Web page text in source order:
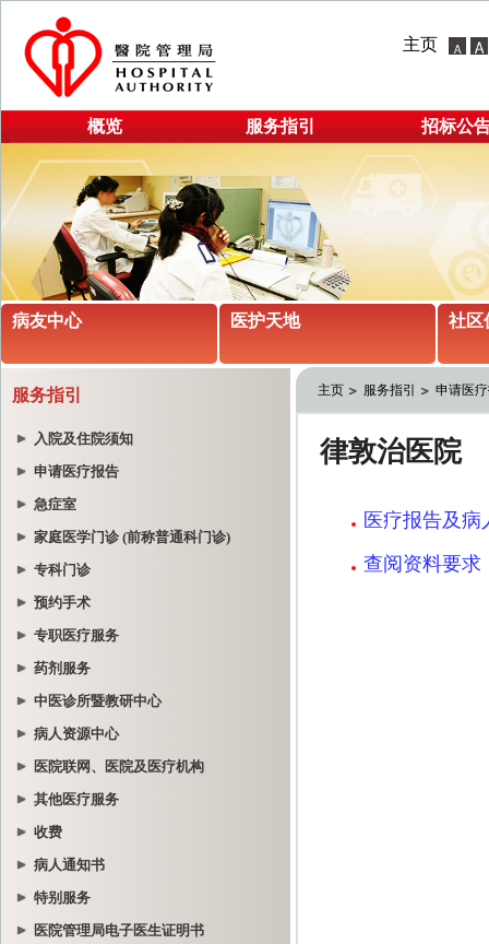
主页
概览 服务指引 招标公
病友中心 医护天地 社区
服务指引
入院及住院须知
申请医疗报告
急症室
家庭医学门诊 (前称普通科门诊)
专科门诊
预约手术
专职医疗服务
药剂服务
中医诊所暨教研中心
病人资源中心
医院联网、医院及医疗机构
其他医疗服务
收费
病人通知书
特别服务
医院管理局电子医生证明书
主页 服务指引 申请医